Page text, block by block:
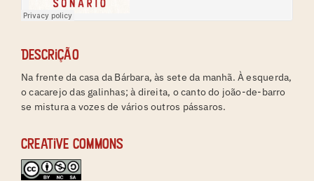
Descrição
Na frente da casa da Bárbara, às sete da manhã. À esquerda,
o cacarejo das galinhas; à direita, o canto do joão-de-barro
se mistura a vozes de vários outros pássaros.
Creative Commons